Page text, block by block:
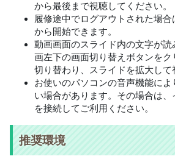
から最後まで視聴してください。
履修途中でログアウトされた場合
から開始できます。
動画画面のスライド内の文字が
画左下の画面切り替えボタンを
切り替わり、スライドを拡大して
お使いのパソコンの音声機能によ
い場合があります。その場合は
を接続してご利用ください。
推奨環境